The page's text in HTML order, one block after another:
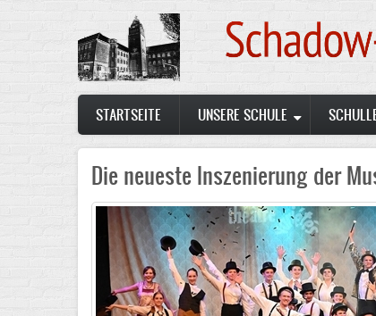
Main
navigation
STARTSEITE UNSERE SCHULE
Die neueste Inszenierung der